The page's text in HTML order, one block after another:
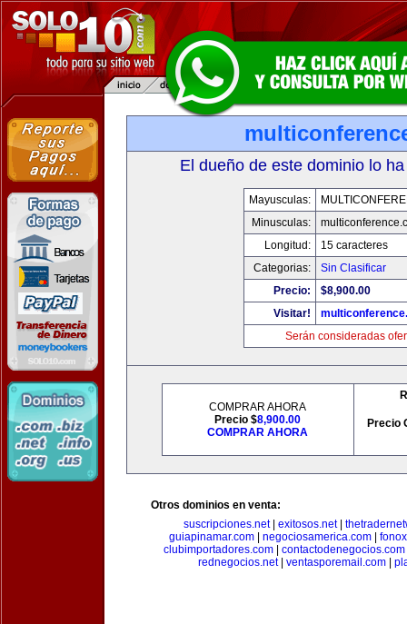
El dueño de este dominio lo
Mayusculas:
Minusculas:
Longitud:
15 caracteres
Categorias:
Sin Clasificar
Precio:
$8,900.00
Visitar!
Serán consideradas
COMPRAR AHORA
Precio $8,900.00
COMPRAR AHORA
Precio
Otros dominios en venta:
suscripciones.net| exitosos.net|
guiapinamar.com
negociosamerica.com
clubimportadores.com
contactodenegocios.com
rednegocios.net| ventasporemail.com